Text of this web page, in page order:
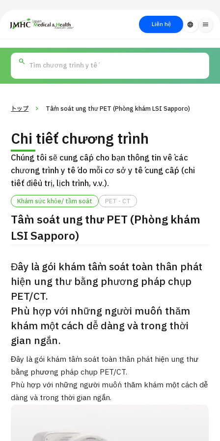
Trung tâm Du lịch Y tế & Sức khỏe Nhật Bản (JMHC)
Liên hệ language menu
Về Japan
Medical
Quy trình khám chữa
bệnh
Tìm theo
bộ phận
Tìm theo xét
nghiệm / phương
kiếm y
thẩm mỹ
TOP
Giới thiệu
Bệnh nhân QT
PICK UP PROGRAM
Gói dịch vụ ý kiến y tế thứ hai cho bệnh nhân quốc tế（Bệnh
viện Đa khoa Shonan Kamakura）
治療 治療
トップ Tầm soát ung thư PET (Phòng khám LSI Sapporo)
Chi tiết chương trình
Chúng tôi sẽ cung cấp cho bạn thông tin về các
chương trình y tế do mỗi cơ sở y tế cung cấp (chi
tiết điều trị, lịch trình, v.v.).
Khám sức khỏe/ tầm soát PET - CT
Tầm soát ung thư PET (Phòng khám
LSI Sapporo)
Đây là gói khám tầm soát toàn thân phát
hiện ung thư bằng phương pháp chụp
PET/CT.
Phù hợp với những người muốn thăm
khám một cách dễ dàng và trong thời
gian ngắn.
Đây là gói khám tầm soát toàn thân phát hiện ung thư
bằng phương pháp chụp PET/CT.
Phù hợp với những người muốn thăm khám một cách dễ
dàng và trong thời gian ngắn.